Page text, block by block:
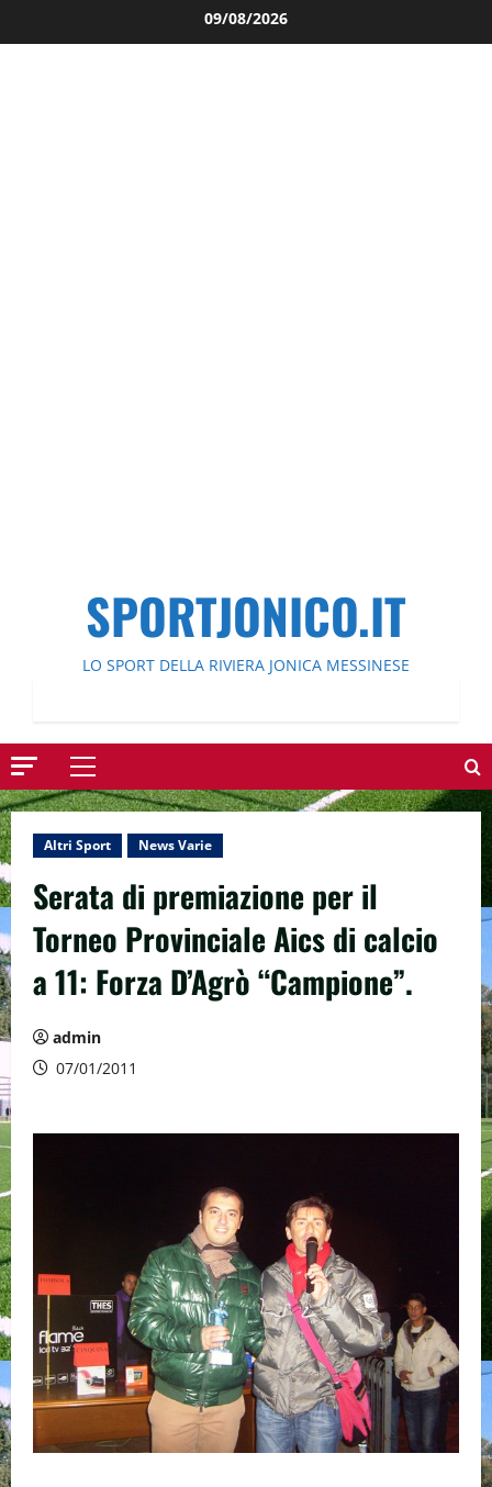
al
09/08/2026
SPORTJONICO.IT
LO SPORT DELLA RIVIERA JONICA MESSINESE
Menu
principale
Altri Sport News Varie
Serata di premiazione per il
Torneo Provinciale Aics di calcio
a 11: Forza D’Agrò “Campione”.
admin
07/01/2011